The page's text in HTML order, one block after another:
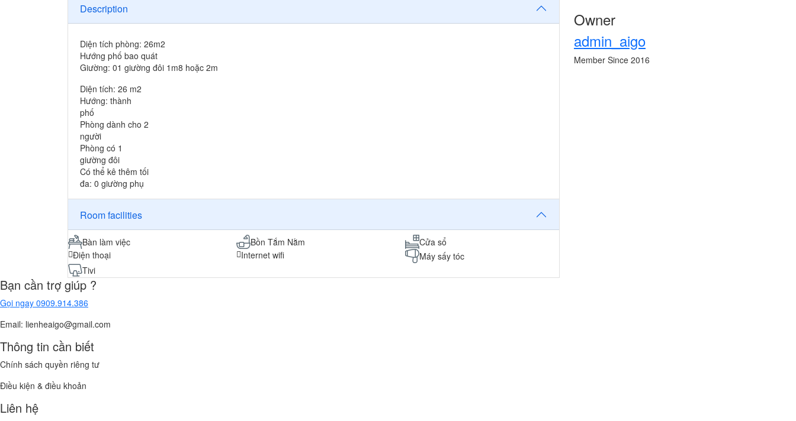
Description
Diện tích phòng: 26m2
Hướng phố bao quát
Giường: 01 giường đôi 1m8 hoặc 2m
Diện tích: 26 m2
Hướng: thành
phố
Phòng dành cho 2
người
Phòng có 1
giường đôi
Có thể kê thêm tối
đa: 0 giường phụ
Room facilities
Bàn làm việc Bồn Tắm Nằm
Cửa sổ
Điện thoại
Internet wifi
Máy sấy tóc
Tivi
Owner
admin_aigo
Member Since 2016
Bạn cần trợ giúp ?
Gọi ngay 0909.914.386
Email: lienheaigo@gmail.com
Thông tin cần biết
Chính sách quyền riêng tư
Điều kiện & điều khoản
Liên hệ